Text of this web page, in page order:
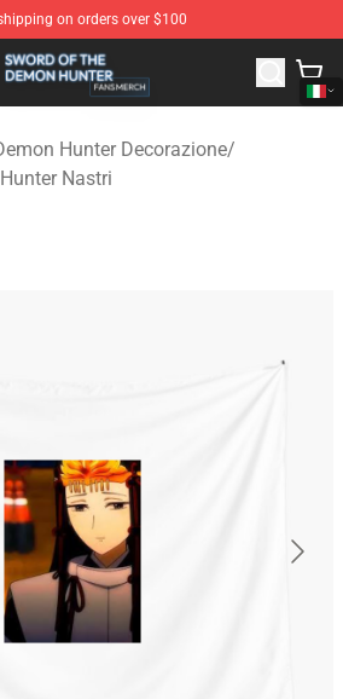
on orders over $100
Hunter Shop - Official Sword Of
Hunter Decorazione/
Nastri